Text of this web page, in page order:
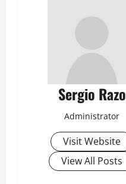
Sergio Razo
Administrator
Visit Website
View All Posts